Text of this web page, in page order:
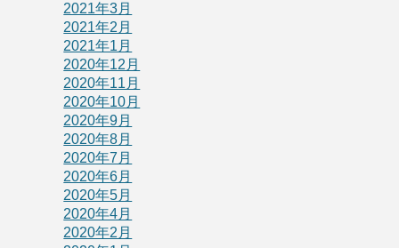
2021年3月
2021年2月
2021年1月
2020年12月
2020年11月
2020年10月
2020年9月
2020年8月
2020年7月
2020年6月
2020年5月
2020年4月
2020年2月